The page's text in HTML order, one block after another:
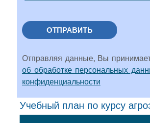
ОТПРАВИТЬ
Отправляя данные, Вы
об обработке персональных
конфиденциальности
Учебный план по курсу